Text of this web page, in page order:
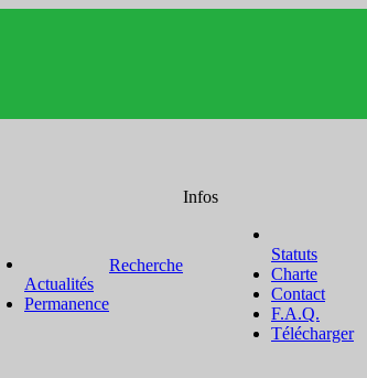
Actualités
Permanence
Recherche
Infos
Statuts
Charte
Contact
F.A.Q.
Télécharger